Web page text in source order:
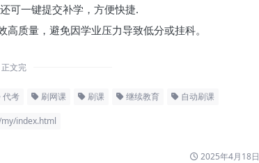
可一键提交补学，方便快捷.
质量，避免因学业压力导致低分或挂科。
正文完
代考 刷网课 刷课 继续教育 自动刷课
index.html
2025年4月18日